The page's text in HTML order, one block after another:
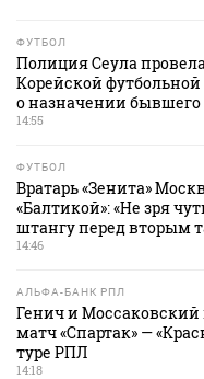
ФУТБОЛ
Полиция Сеула
Корейской
о назначении бывшего
14:55
ФУТБОЛ
Вратарь «Зенита»
«Балтикой»: «Не зря
штангу перед вторым
14:46
АЛЬФА-БАНК РПЛ
Генич и
матч «Спартак» —
туре РПЛ
14:18